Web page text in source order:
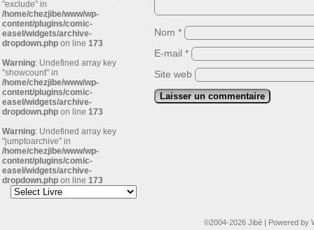
"exclude" in
/home/chezjibe/www/wp-
content/plugins/comic-
easel/widgets/archive-
dropdown.php on line 173
Warning: Undefined array key
"showcount" in
/home/chezjibe/www/wp-
content/plugins/comic-
easel/widgets/archive-
dropdown.php on line 173
Warning: Undefined array key
"jumptoarchive" in
/home/chezjibe/www/wp-
content/plugins/comic-
easel/widgets/archive-
dropdown.php on line 173
Nom *
E-mail *
Site web
©2004-2026 Jibé | Powered by